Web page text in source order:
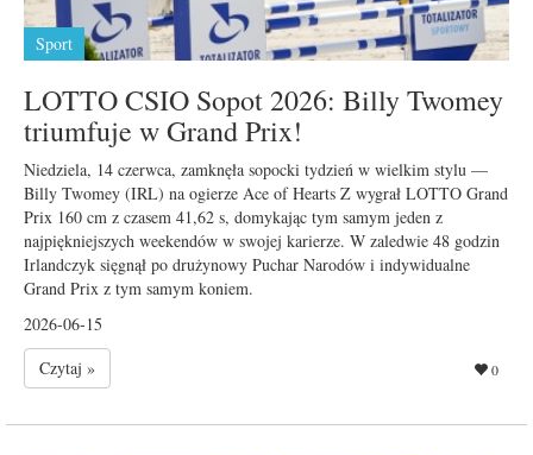
Sport
LOTTO CSIO Sopot 2026: Billy Twomey
triumfuje w Grand Prix!
Niedziela, 14 czerwca, zamknęła sopocki tydzień w wielkim stylu —
Billy Twomey (IRL) na ogierze Ace of Hearts Z wygrał LOTTO Grand
Prix 160 cm z czasem 41,62 s, domykając tym samym jeden z
najpiękniejszych weekendów w swojej karierze. W zaledwie 48 godzin
Irlandczyk sięgnął po drużynowy Puchar Narodów i indywidualne
Grand Prix z tym samym koniem.
2026-06-15
Czytaj »
0